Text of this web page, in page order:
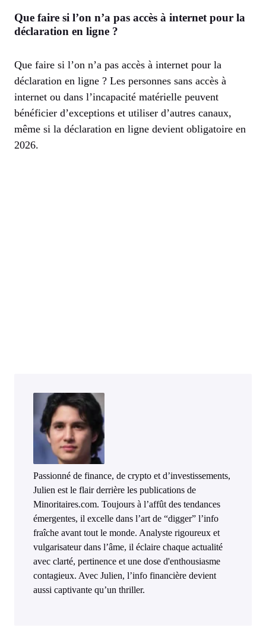
Que faire si l’on n’a pas accès à internet pour la
déclaration en ligne ?
Que faire si l’on n’a pas accès à internet pour la
déclaration en ligne ? Les personnes sans accès à
internet ou dans l’incapacité matérielle peuvent
bénéficier d’exceptions et utiliser d’autres canaux,
même si la déclaration en ligne devient obligatoire en
2026.
Passionné de finance, de crypto et d’investissements,
Julien est le flair derrière les publications de
Minoritaires.com. Toujours à l’affût des tendances
émergentes, il excelle dans l’art de “digger” l’info
fraîche avant tout le monde. Analyste rigoureux et
vulgarisateur dans l’âme, il éclaire chaque actualité
avec clarté, pertinence et une dose d'enthousiasme
contagieux. Avec Julien, l’info financière devient
aussi captivante qu’un thriller.